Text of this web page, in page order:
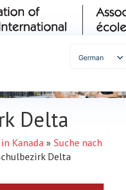
German
Arabic
Delta
Kanada » Suche nach
Delta